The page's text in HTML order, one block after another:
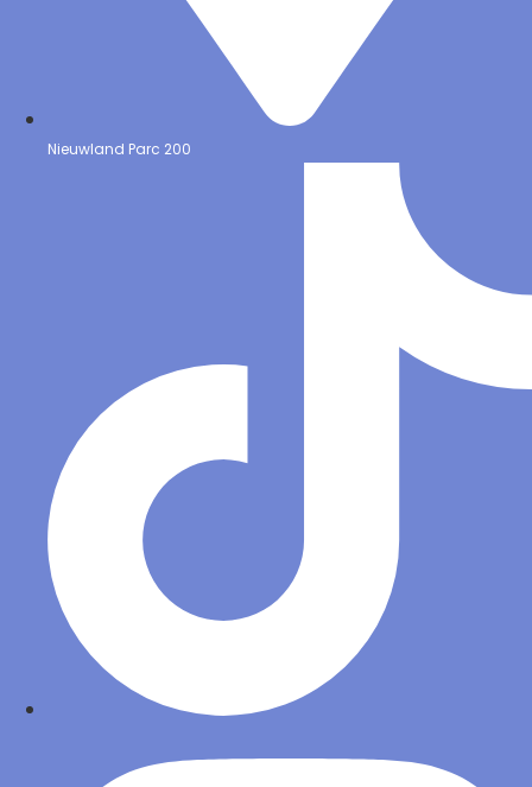
Nieuwland Parc 200